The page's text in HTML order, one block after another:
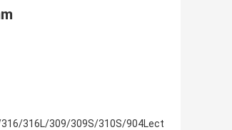
316L/309/309S/310S/904Lect